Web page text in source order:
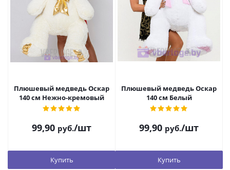
Плюшевый медведь Оскар
140 см Нежно-кремовый
99,90 руб./шт
Купить
Плюшевый медведь Оскар
140 см Белый
99,90 руб./шт
Купить